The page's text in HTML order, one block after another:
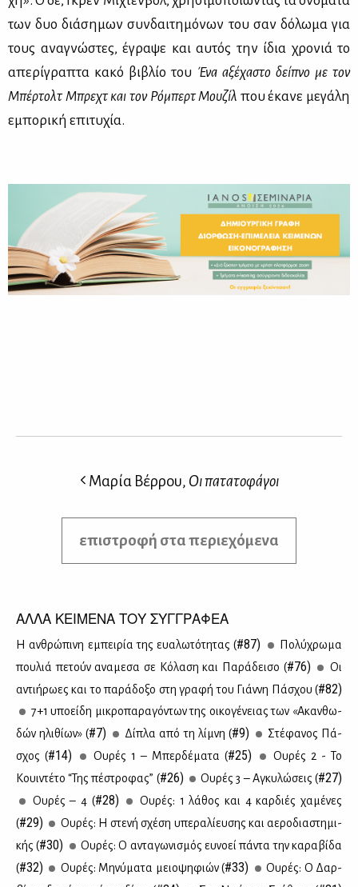
των δυο διά­ση­μων συν­δαι­τη­μό­νων του σαν δό­λω­μα για
τους ανα­γνώ­στες, έγρα­ψε και αυ­τός την ίδια χρο­νιά το
απε­ρί­γρα­πτα κα­κό βι­βλίο του Ένα αξέ­χα­στο δεί­πνο με τον
Μπέρ­τολτ Μπρε­χτ και τον Ρό­μπερτ Μου­ζίλ που έκα­νε με­γά­λη
εμπο­ρι­κή επι­τυ­χία.
Μαρία Βέρρου, Οι πατατοφάγοι
επιστροφή στα περιεχόμενα
ΑΛΛΑ ΚΕΙΜΕΝΑ ΤΟΥ ΣΥΓΓΡΑΦΕΑ
Η αν­θρώ­πι­νη εμπει­ρία της ευα­λω­τό­τη­τας (#87)
Πο­λύ­χρω­μα
που­λιά πε­τούν ανα­με­σα σε Κό­λα­ση και Πα­ρά­δει­σο (#76)
Οι
αντι­ή­ρω­ες και το πα­ρά­δο­ξο στη γρα­φή του Γιάν­νη Πά­σχου (#82)
7+1 υπο­εί­δη μι­κρο­πα­ρα­γό­ντων της οι­κο­γέ­νειας των «Aκαν­θω­
δών ηλι­θί­ων» (#7) Δί­πλα από τη λί­μνη (#9)
Στέ­φα­νος Πά­
σχος (#14) Oυ­ρές 1 – Mπερ­δέ­μα­τα (#25)
Ου­ρές 2 - Το
Κουι­ντέ­το “Της πέ­στρο­φας” (#26) Ου­ρές 3 – Αγκυ­λώ­σεις (#27)
Ου­ρές – 4 (#28)
Ου­ρές: 1 λά­θος και 4 καρ­διές χα­μέ­νες
(#29)
Ου­ρές: Η στε­νή σχέ­ση υπε­ρα­λί­ευ­σης και αε­ρο­δια­στη­μι­
κής (#30)
Ου­ρές: Ο αντα­γω­νι­σμός ευ­νο­εί πά­ντα την κα­ρα­βί­δα
(#32) Ου­ρές: Μη­νύ­μα­τα μειο­ψη­φιών (#33)
Ου­ρές: Ο Δαρ­